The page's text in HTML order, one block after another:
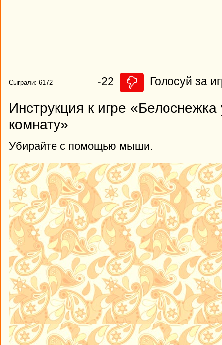
Сыграли: 6172 -22 Голосуй за
Инструкция к игре «Белоснежка
комнату»
Убирайте с помощью мыши.